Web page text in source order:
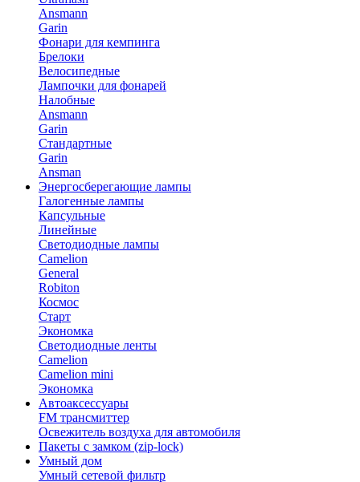
Ansmann
Garin
Фонари для кемпинга
Брелоки
Велосипедные
Лампочки для фонарей
Налобные
Ansmann
Garin
Стандартные
Garin
Ansman
Энергосберегающие лампы
Галогенные лампы
Капсульные
Линейные
Светодиодные лампы
Camelion
General
Robiton
Космос
Старт
Экономка
Светодиодные ленты
Camelion
Camelion mini
Экономка
Автоаксессуары
FM трансмиттер
Освежитель воздуха для автомобиля
Пакеты с замком (zip-lock)
Умный дом
Умный сетевой фильтр